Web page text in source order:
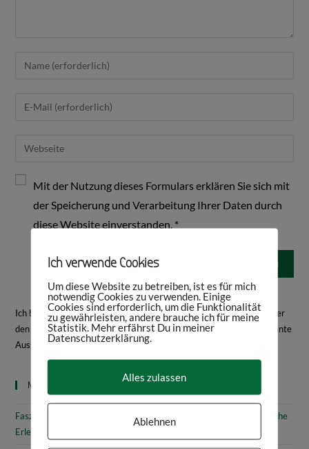
Mit der Nutzung dieses Formulars erklären Sie sich mit
der Speicherung und Verarbeitung Ihrer Daten durch
diese Website einverstanden. *
Ich bin Daniela Frey, Historikerin und Texterin. Hier schreibe ich über
den Bodensee, Geschichte, Kultur, spannende Bücher und interessante
Ausstellungen.Mehr über mich
Neueste Beiträge
Faszinierende Geschichte & fantastische Kunst: 10 (kunst)historische
Erlebnisse am Bodensee
Ich verwende Cookies
Um diese Website zu betreiben, ist es für mich
notwendig Cookies zu verwenden. Einige
Cookies sind erforderlich, um die Funktionalität
zu gewährleisten, andere brauche ich für meine
Statistik. Mehr erfährst Du in meiner
Datenschutzerklärung.
Alles zulassen
Ablehnen